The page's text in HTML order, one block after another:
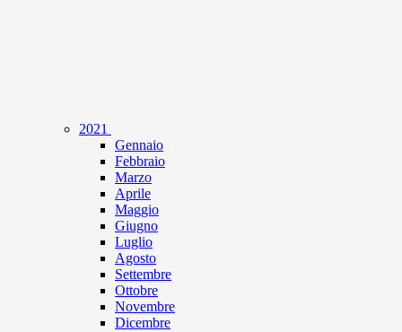
2021
Gennaio
Febbraio
Marzo
Aprile
Maggio
Giugno
Luglio
Agosto
Settembre
Ottobre
Novembre
Dicembre